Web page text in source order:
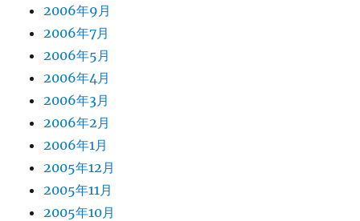
2006年9月
2006年7月
2006年5月
2006年4月
2006年3月
2006年2月
2006年1月
2005年12月
2005年11月
2005年10月